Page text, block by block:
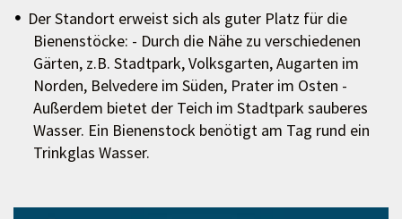
Der Standort erweist sich als guter Platz für die
Bienenstöcke: - Durch die Nähe zu verschiedenen
Gärten, z.B. Stadtpark, Volksgarten, Augarten im
Norden, Belvedere im Süden, Prater im Osten -
Außerdem bietet der Teich im Stadtpark sauberes
Wasser. Ein Bienenstock benötigt am Tag rund ein
Trinkglas Wasser.